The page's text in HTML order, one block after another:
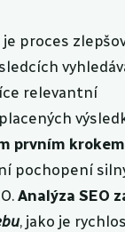
je proces
relevantní
prvním
pochopení
Analýza SEO
, jako je